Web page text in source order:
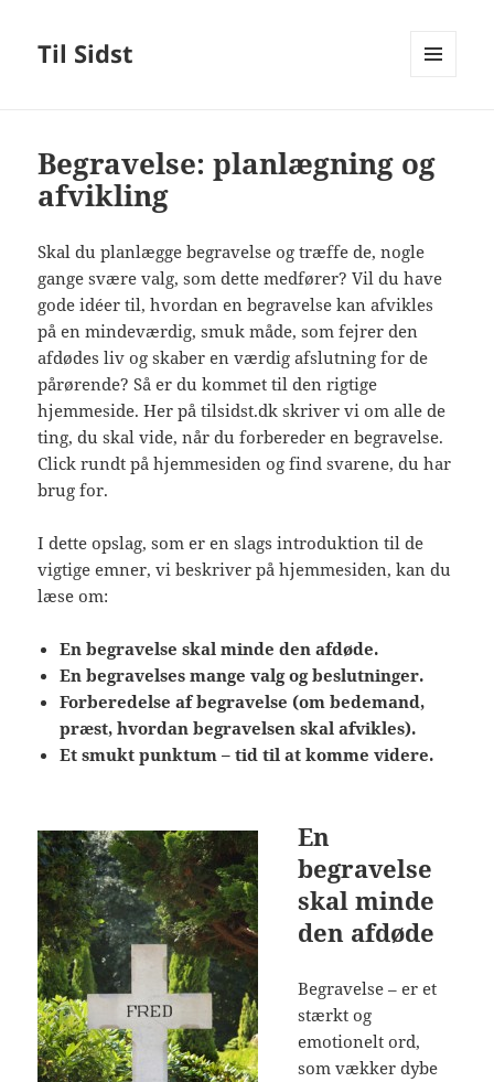
Til Sidst
Begravelse: planlægning og
afvikling
Skal du planlægge begravelse og træffe de, nogle
gange svære valg, som dette medfører? Vil du have
gode idéer til, hvordan en begravelse kan afvikles
på en mindeværdig, smuk måde, som fejrer den
afdødes liv og skaber en værdig afslutning for de
pårørende? Så er du kommet til den rigtige
hjemmeside. Her på tilsidst.dk skriver vi om alle de
ting, du skal vide, når du forbereder en begravelse.
Click rundt på hjemmesiden og find svarene, du har
brug for.
I dette opslag, som er en slags introduktion til de
vigtige emner, vi beskriver på hjemmesiden, kan du
læse om:
En begravelse skal minde den afdøde.
En begravelses mange valg og beslutninger.
Forberedelse af begravelse (om bedemand,
præst, hvordan begravelsen skal afvikles).
Et smukt punktum – tid til at komme videre.
En
begravelse
skal minde
den afdøde
Begravelse – er et
stærkt og
emotionelt ord,
som vækker dybe